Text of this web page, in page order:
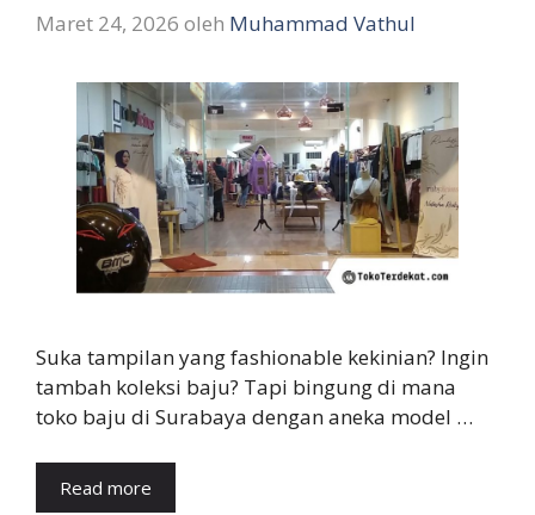
Maret 24, 2026 oleh Muhammad Vathul
Suka tampilan yang fashionable kekinian? Ingin
tambah koleksi baju? Tapi bingung di mana
toko baju di Surabaya dengan aneka model …
Read more